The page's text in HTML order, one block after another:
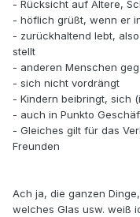
- Rücksicht auf Ältere,
- höflich grüßt, wenn er
- zurückhaltend lebt,
stellt
- anderen Menschen
- sich nicht vordrängt
- Kindern beibringt, sich
- auch in Punkto
- Gleiches gilt für das
Freunden
Ach ja, die ganzen
welches Glas usw. weiß